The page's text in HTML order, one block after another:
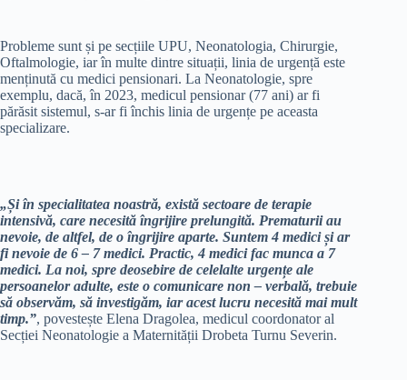
Probleme sunt și pe secțiile UPU, Neonatologia, Chirurgie,
Oftalmologie, iar în multe dintre situații, linia de urgență este
menținută cu medici pensionari. La Neonatologie, spre
exemplu, dacă, în 2023, medicul pensionar (77 ani) ar fi
părăsit sistemul, s-ar fi închis linia de urgențe pe aceasta
specializare.
„Și în specialitatea noastră, există sectoare de terapie
intensivă, care necesită îngrijire prelungită. Prematurii au
nevoie, de altfel, de o îngrijire aparte. Suntem 4 medici și ar
fi nevoie de 6 – 7 medici. Practic, 4 medici fac munca a 7
medici. La noi, spre deosebire de celelalte urgențe ale
persoanelor adulte, este o comunicare non – verbală, trebuie
să observăm, să investigăm, iar acest lucru necesită mai mult
timp.”, povestește Elena Dragolea, medicul coordonator al
Secției Neonatologie a Maternității Drobeta Turnu Severin.